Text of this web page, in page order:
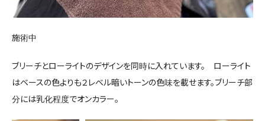
施術中
ブリーチとローライトのデザインを同時に入れています。 ローライト
はベースの色よりも２レベル暗いトーンの色味を載せます。ブリーチ部
分には乳化程度でオンカラー。